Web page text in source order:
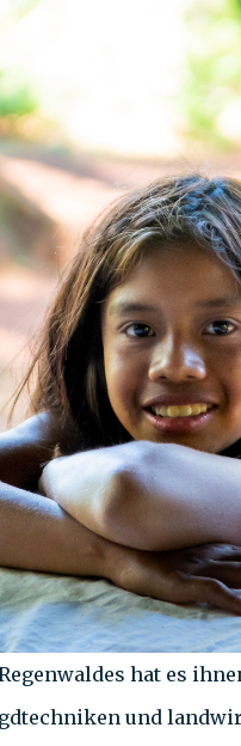
hat es
und